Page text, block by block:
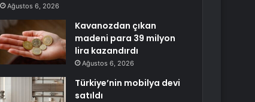
Ağustos 6, 2026
Kavanozdan çıkan
madeni para 39 milyon
lira kazandırdı
Ağustos 6, 2026
Türkiye’nin mobilya devi
satıldı